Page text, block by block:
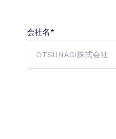
会社名*